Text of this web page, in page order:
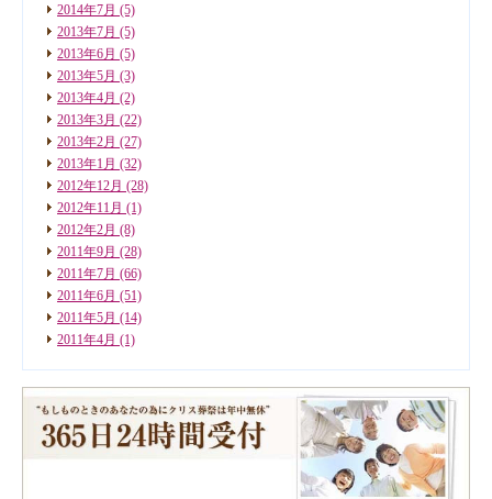
2014年7月 (5)
2013年7月 (5)
2013年6月 (5)
2013年5月 (3)
2013年4月 (2)
2013年3月 (22)
2013年2月 (27)
2013年1月 (32)
2012年12月 (28)
2012年11月 (1)
2012年2月 (8)
2011年9月 (28)
2011年7月 (66)
2011年6月 (51)
2011年5月 (14)
2011年4月 (1)